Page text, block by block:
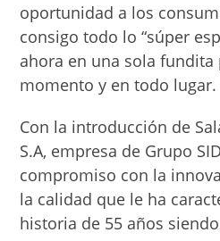
oportunidad a los
consigo todo lo “súper
ahora en una sola fundita
momento y en todo lugar.
Con la introducción de
S.A, empresa de Grupo
compromiso con la
la calidad que le ha
historia de 55 años